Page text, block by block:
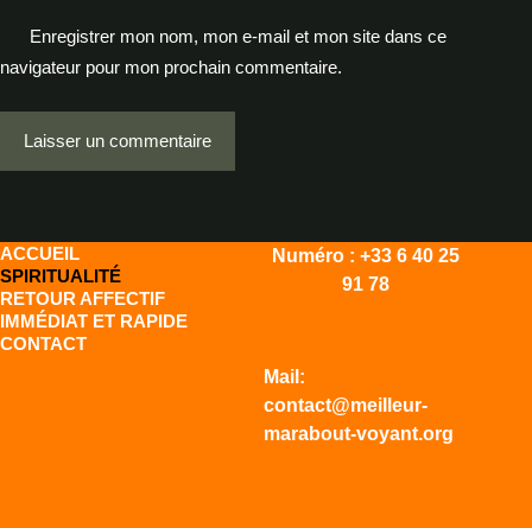
Enregistrer mon nom, mon e-mail et mon site dans ce
navigateur pour mon prochain commentaire.
Laisser un commentaire
ACCUEIL
SPIRITUALITÉ
RETOUR AFFECTIF
IMMÉDIAT ET RAPIDE
CONTACT
Numéro : +33 6 40 25
91 78
Mail:
contact@meilleur-
marabout-voyant.org